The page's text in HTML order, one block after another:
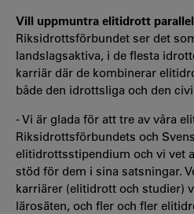
Vill uppmuntra elitidrott
Riksidrottsförbundet ser det
landslagsaktiva, i de flesta
karriär där de kombinerar
både den idrottsliga och den
- Vi är glada för att tre av våra
Riksidrottsförbundets och
elitidrottsstipendium och vi vet
stöd för dem i sina satsningar.
karriärer (elitidrott och studier)
lärosäten, och fler och fler